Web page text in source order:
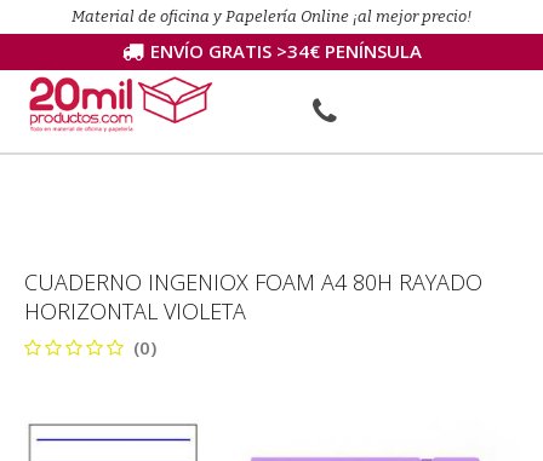
Material de oficina y Papelería Online ¡al mejor precio!
ENVÍO GRATIS >34€ PENÍNSULA
CUADERNO INGENIOX FOAM A4 80H RAYADO
HORIZONTAL VIOLETA
(0)